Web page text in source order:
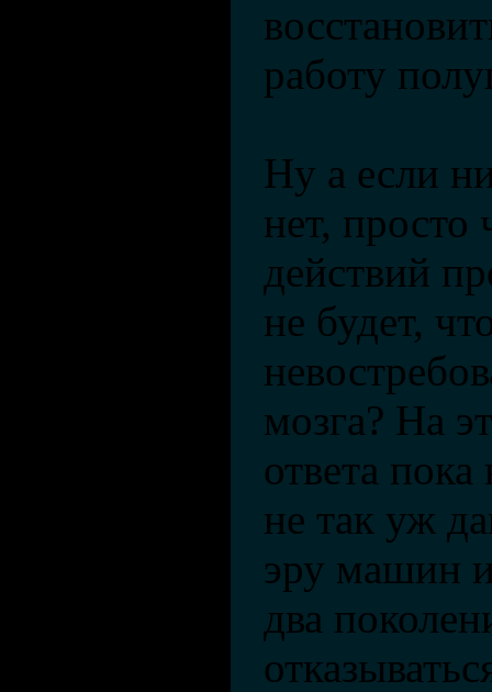
работу
Ну а если
нет, просто
действий
не будет,
мозга? На
ответа пока
не так уж
эру машин
два